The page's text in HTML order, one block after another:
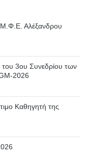
Αλέξανδρου
του 3ου Συνεδρίου των
2026
Καθηγητή της